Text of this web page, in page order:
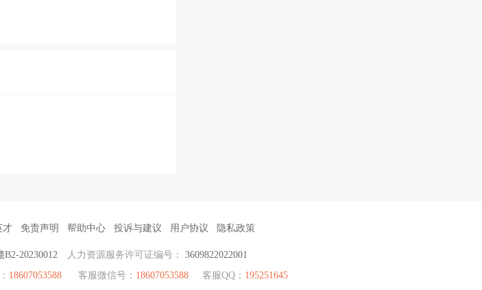
才 免责声明 帮助中心 投诉与建议 用户协议 隐私政策
B2-20230012 人力资源服务许可证编号： 3609822022001
18607053588 客服微信号： 18607053588 客服QQ： 195251645